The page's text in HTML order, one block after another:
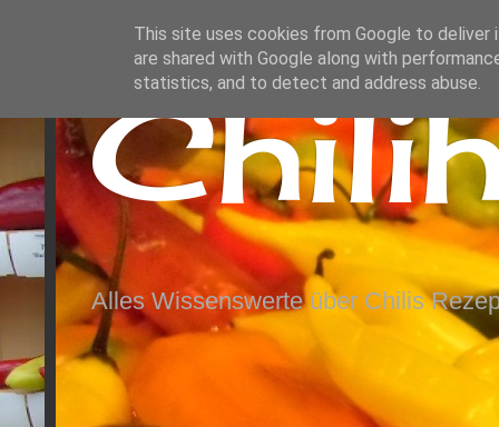
Alles Wissenswerte über Chilis
This site uses cookies from Google to deliver
are shared with Google along with
statistics, and to detect and address abuse.